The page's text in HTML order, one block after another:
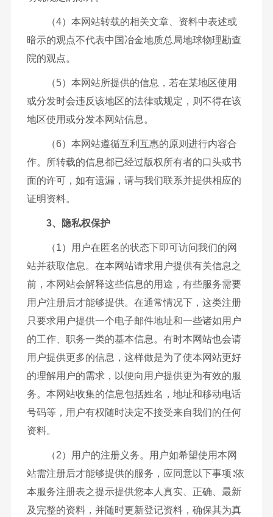
（4）本网站转载的相关文章、资料中表述或
暗示的观点不代表中国冶金地质总局地球物理勘查
院的观点。
（5）本网站所提供的信息，若在某地区使用
或分发时会违反该地区的法律或规定，则不得在该
地区使用或分发本网站信息。
（6）本网站遵循互利互惠的原则进行内容合
作。所转载的信息都已经过版权所有者的口头或书
面的许可，如有遗漏，请与我们联系并提供相应的
证明资料。
3、隐私权保护
（1）用户在匿名的状态下即可访问我们的网
站并获取信息。在本网站请求用户提供有关信息之
前，本网站会解释这些信息的用途，有些服务需要
用户注册后才能够提供。在通常情况下，这类注册
只要求用户提供一个电子邮件地址和一些诸如用户
的工作、职务一类的基本信息。有时本网站也会请
用户提供更多的信息，这样做是为了使本网站更好
的理解用户的需求，以便向用户提供更为有效的服
务。本网站收集的信息包括姓名，地址和移动电话
号码等，用户有权随时决定不接受来自我们的任何
资料。
（2）用户的注册义务。用户如希望使用本网
站需注册后才能够提供的服务，应同意以下事项∶依
本服务注册表之提示提供您本人真实、正确、最新
及完整的资料，并随时更新登记资料，确保其为真